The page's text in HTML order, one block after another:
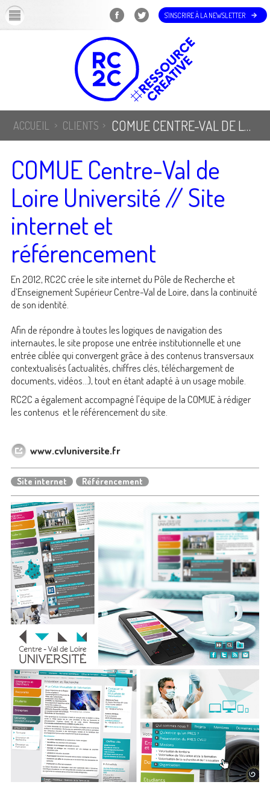
S'INSCRIRE À LA NEWSLETTER
ACCUEIL CLIENTS COMUE CENTRE-VAL DE LOIRE UNIVERSITÉ // SITE INTERNET ET RÉFÉRENCEMENT
COMUE Centre-Val de
Loire Université // Site
internet et
référencement
En 2012, RC2C crée le site internet du Pôle de Recherche et
d’Enseignement Supérieur Centre-Val de Loire, dans la continuité
de son identité.
Afin de répondre à toutes les logiques de navigation des
internautes, le site propose une entrée institutionnelle et une
entrée ciblée qui convergent grâce à des contenus transversaux
contextualisés (actualités, chiffres clés, téléchargement de
documents, vidéos…), tout en étant adapté à un usage mobile.
RC2C a également accompagné l'équipe de la COMUE à rédiger
les contenus et le référencement du site.
www.cvluniversite.fr
Site internet Référencement